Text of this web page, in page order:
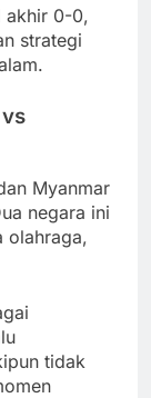
akhir 0-0,
strategi
Myanmar
negara ini
olahraga,
tidak